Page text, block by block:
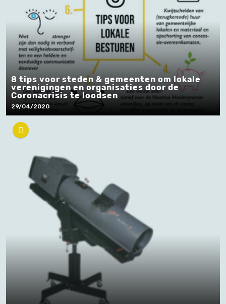
8 tips voor steden & gemeenten om lokale
verenigingen en organisaties door de
Coronacrisis te loodsen
29/04/2020